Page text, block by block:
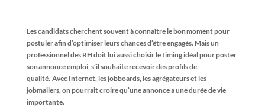
Les candidats cherchent souvent à connaître le bon moment pour
postuler afin d’optimiser leurs chances d’être engagés. Mais un
professionnel des RH doit lui aussi choisir le timing idéal pour poster
son annonce emploi, s’il souhaite recevoir des profils de
qualité. Avec Internet, les jobboards, les agrégateurs et les
jobmailers, on pourrait croire qu’une annonce a une durée de vie
importante.